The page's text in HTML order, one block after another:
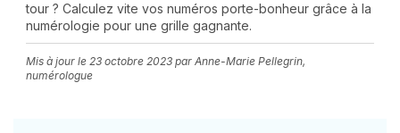
tour ? Calculez vite vos numéros porte-bonheur grâce à la
numérologie pour une grille gagnante.
Mis à jour le 23 octobre 2023 par Anne-Marie Pellegrin,
numérologue